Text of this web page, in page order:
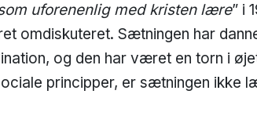
uforenenlig med kristen lære” i
omdiskuteret. Sætningen har
og den har været en torn i
principper, er sætningen ikke